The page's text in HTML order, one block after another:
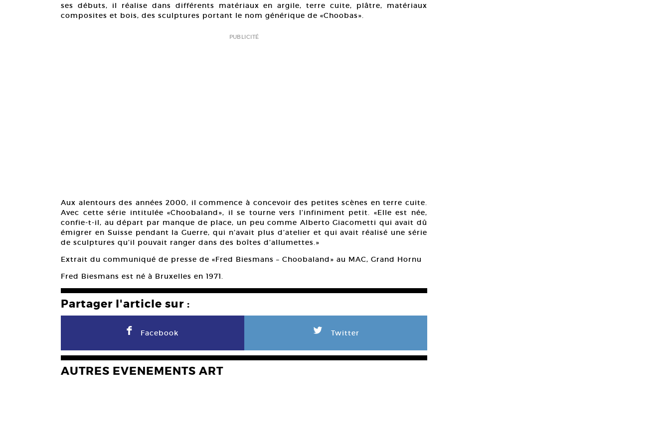
ses débuts, il réalise dans différents matériaux en argile, terre cuite, plâtre, matériaux
composites et bois, des sculptures portant le nom générique de «Choobas».
PUBLICITÉ
Aux alentours des années 2000, il commence à concevoir des petites scènes en terre cuite.
Avec cette série intitulée «Choobaland», il se tourne vers l’infiniment petit. «Elle est née,
confie-t-il, au départ par manque de place, un peu comme Alberto Giacometti qui avait dû
émigrer en Suisse pendant la Guerre, qui n’avait plus d’atelier et qui avait réalisé une série
de sculptures qu’il pouvait ranger dans des boîtes d’allumettes.»
Extrait du communiqué de presse de «Fred Biesmans – Choobaland» au MAC, Grand Hornu
Fred Biesmans est né à Bruxelles en 1971.
Partager l'article sur :
F Facebook L Twitter
AUTRES EVENEMENTS ART